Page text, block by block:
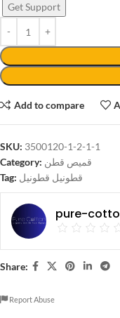
Get Support
Add to compare
SKU: 3500120-1-2-1-1
Category: قميص قطن
Tag: قطونيل قطونيل
pure-
Share:
Report Abuse